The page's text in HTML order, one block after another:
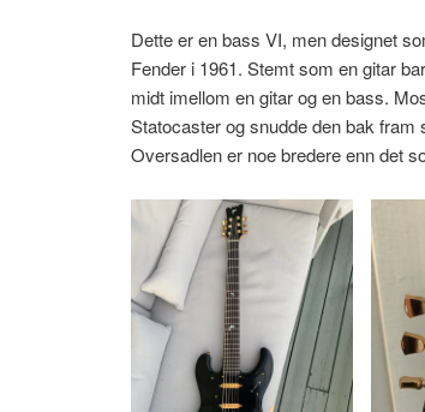
Dette er en bass VI, men designet
Fender i 1961. Stemt som en gitar
midt imellom en gitar og en bass.
Statocaster og snudde den bak fram
Oversadlen er noe bredere enn det